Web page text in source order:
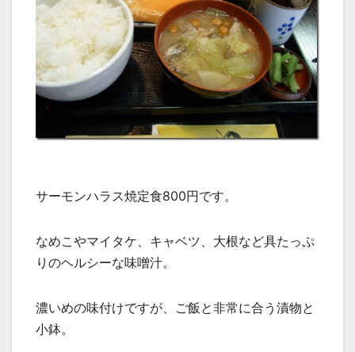
サーモンハラス焼定食800円です。
なめこやマイタケ、キャベツ、大根など具たっぷ
りのヘルシーな味噌汁。
濃いめの味付けですが、ご飯と非常に合う漬物と
小鉢。